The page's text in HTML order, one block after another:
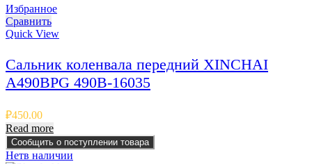
Избранное
Сравнить
Quick View
Сальник коленвала передний XINCHAI
A490BPG 490B-16035
₽450.00
Read more
Сообщить о поступлении товара
Нетв наличии